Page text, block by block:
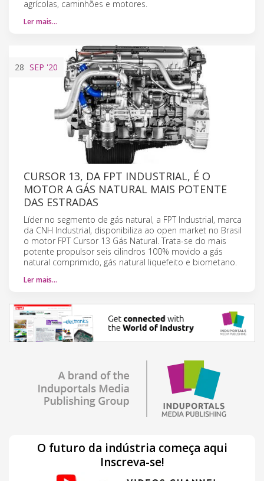
agrícolas, caminhões e motores.
Ler mais…
28 SEP '20
CURSOR 13, DA FPT INDUSTRIAL, É O
MOTOR A GÁS NATURAL MAIS POTENTE
DAS ESTRADAS
Líder no segmento de gás natural, a FPT Industrial, marca
da CNH Industrial, disponibiliza ao open market no Brasil
o motor FPT Cursor 13 Gás Natural. Trata-se do mais
potente propulsor seis cilindros 100% movido a gás
natural comprimido, gás natural liquefeito e biometano.
Ler mais…
O futuro da indústria começa aqui
Inscreva-se!